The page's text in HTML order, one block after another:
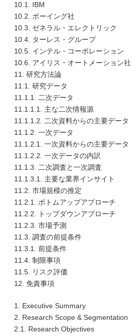
10.1. IBM
10.2. ボーイング社
10.3. ゼネラル・エレクトリック
10.4. ターレス・グループ
10.5. インテル・コーポレーション
10.6. アイリス・オートメーション社
11. 研究方法論
11.1. 研究データ
11.1.1. 二次データ
11.1.1.1. 主な二次情報源
11.1.1.2. 二次資料からの主要データ
11.1.2. 一次データ
11.1.2.1. 一次資料からの主要データ
11.1.2.2. 一次データの内訳
11.1.3. 二次調査と一次調査
11.1.3.1. 主要な業界インサイト
11.2. 市場規模の推定
11.2.1. ボトムアップアプローチ
11.2.2. トップダウンアプローチ
11.2.3. 市場予測
11.3. 調査の前提条件
11.3.1. 前提条件
11.4. 制限事項
11.5. リスク評価
12. 免責事項
1. Executive Summary
2. Research Scope & Segmentation
2.1. Research Objectives